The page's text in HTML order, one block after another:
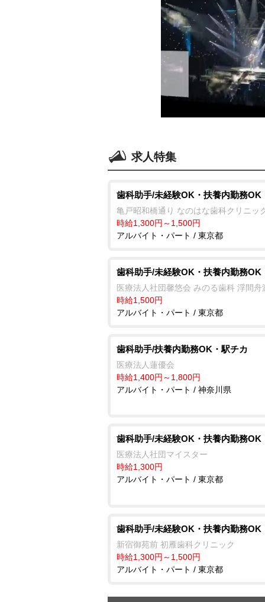
求人特集
歯科助手/未経験OK・扶養内勤務OK
亀戸昭和橋通り なのはな歯科クリニッ
時給1,300円～1,500円
アルバイト・パート / 東京都
歯科助手/未経験OK・扶養内勤務OK
医療法人社団馨悠会 みのる歯科 浮間舟
時給1,500円
アルバイト・パート / 東京都
歯科助手/扶養内勤務OK・駅チカ
医療法人蓮優会
時給1,400円～1,800円
アルバイト・パート / 神奈川県
歯科助手/未経験OK・扶養内勤務OK
医療法人社団マイスター
時給1,300円
アルバイト・パート / 東京都
歯科助手/未経験OK・扶養内勤務OK
新宿御苑前 初雁歯科クリニック
時給1,300円～1,500円
アルバイト・パート / 東京都